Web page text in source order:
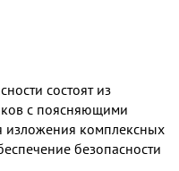
состоят из
с поясняющими
изложения комплексных
безопасности